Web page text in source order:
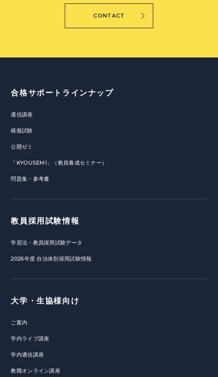
CONTACT
合格サポートラインナップ
通信講座
模擬試験
公開ゼミ
「KYOUSEMI」（教員養成セミナー）
問題集・参考書
教員採用試験情報
学習法・教員採用試験データ
2026年度 自治体別採用試験情報
大学・生協様向け
ご案内
学内ライブ講座
学内通信講座
教職オンライン講座